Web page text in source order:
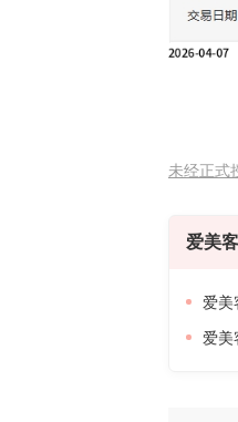
未经正式
爱美客
爱美